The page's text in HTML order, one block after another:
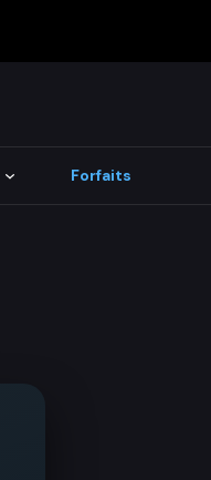
Forfaits